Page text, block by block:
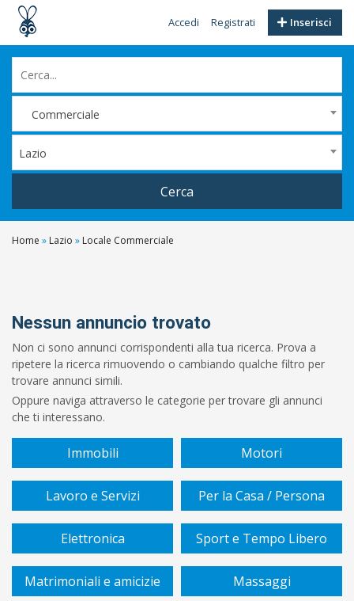
Inserisci
Accedi Registrati
Commerciale
Lazio
Cerca
€
A
€
Vendita
affitto
Home » Lazio » Locale Commerciale
Nessun annuncio trovato
Non ci sono annunci corrispondenti alla tua ricerca. Prova a
ripetere la ricerca rimuovendo o cambiando qualche filtro per
trovare annunci simili.
Oppure naviga attraverso le categorie per trovare gli annunci
che ti interessano.
Immobili Motori
Lavoro e Servizi Per la Casa / Persona
Elettronica Sport e Tempo Libero
Matrimoniali e amicizie Massaggi